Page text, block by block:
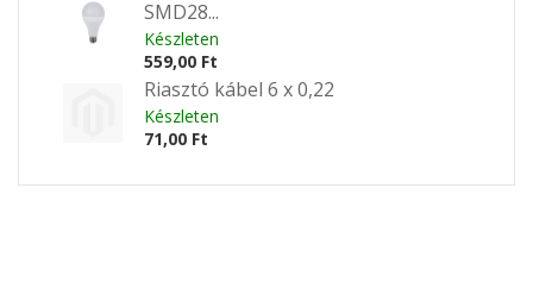
SMD28...
Készleten
559,00 Ft
Riasztó kábel 6 x 0,22
Készleten
71,00 Ft